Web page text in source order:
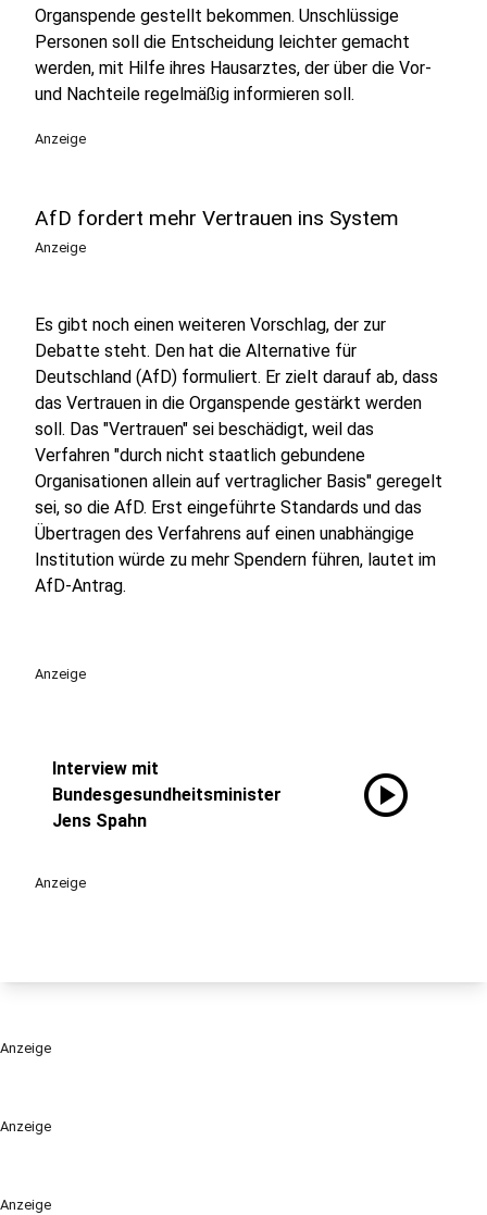
Anzeige
Anzeige
Organspende gestellt bekommen. Unschlüssige
Personen soll die Entscheidung leichter gemacht
werden, mit Hilfe ihres Hausarztes, der über die Vor-
und Nachteile regelmäßig informieren soll.
Anzeige
AfD fordert mehr Vertrauen ins System
Anzeige
Es gibt noch einen weiteren Vorschlag, der zur
Debatte steht. Den hat die Alternative für
Deutschland (AfD) formuliert. Er zielt darauf ab, dass
das Vertrauen in die Organspende gestärkt werden
soll. Das "Vertrauen" sei beschädigt, weil das
Verfahren "durch nicht staatlich gebundene
Organisationen allein auf vertraglicher Basis" geregelt
sei, so die AfD. Erst eingeführte Standards und das
Übertragen des Verfahrens auf einen unabhängige
Institution würde zu mehr Spendern führen, lautet im
AfD-Antrag.
Anzeige
Interview mit
Bundesgesundheitsminister
Jens Spahn
play_circle
Anzeige
Anzeige